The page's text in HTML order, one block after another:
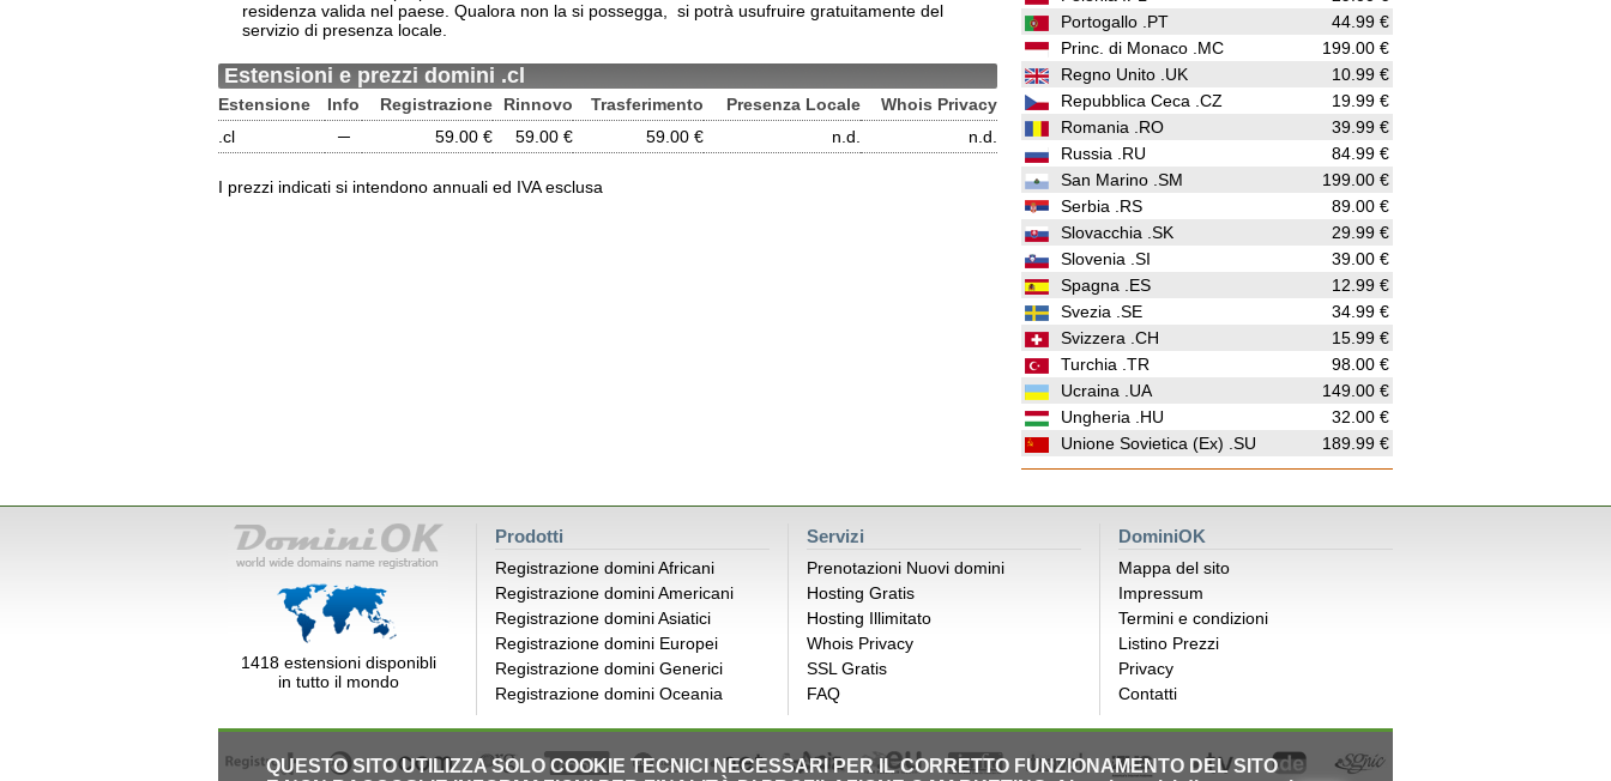
residenza valida nel paese. Qualora non la si possegga, si potrà usufruire gratuitamente del
servizio di presenza locale.
Estensioni e prezzi domini .cl
Estensione Info Registrazione Rinnovo Trasferimento Presenza Locale
Whois Privacy
.cl
─ 59.00 € 59.00 € 59.00 € n.d. n.d.
I prezzi indicati si intendono annuali ed IVA esclusa
Portogallo .PT
44.99 €
Princ. di Monaco .MC
199.00 €
Regno Unito .UK
10.99 €
Repubblica Ceca .CZ
19.99 €
Romania .RO
39.99 €
Russia .RU
84.99 €
San Marino .SM
199.00 €
Serbia .RS
89.00 €
Slovacchia .SK
29.99 €
Slovenia .SI
39.00 €
Spagna .ES
12.99 €
Svezia .SE
34.99 €
Svizzera .CH
15.99 €
Turchia .TR
98.00 €
Ucraina .UA
149.00 €
Ungheria .HU
32.00 €
Unione Sovietica (Ex) .SU
189.99 €
1418 estensioni disponibli
in tutto il mondo
Prodotti
Registrazione domini Africani
Registrazione domini Americani
Registrazione domini Asiatici
Registrazione domini Europei
Registrazione domini Generici
Registrazione domini Oceania
Servizi
Prenotazioni Nuovi domini
Hosting Gratis
Hosting Illimitato
Whois Privacy
SSL Gratis
FAQ
DominiOK
Mappa del sito
Impressum
Termini e condizioni
Listino Prezzi
Privacy
Contatti
QUESTO SITO UTILIZZA SOLO COOKIE TECNICI NECESSARI PER IL CORRETTO FUNZIONAMENTO DEL SITO